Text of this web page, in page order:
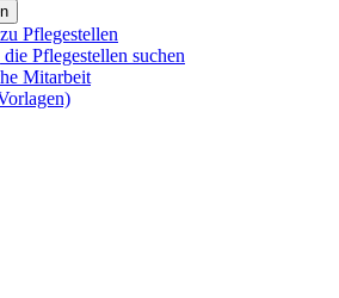
Pflegestellen
Pflegestellen suchen
Mitarbeit